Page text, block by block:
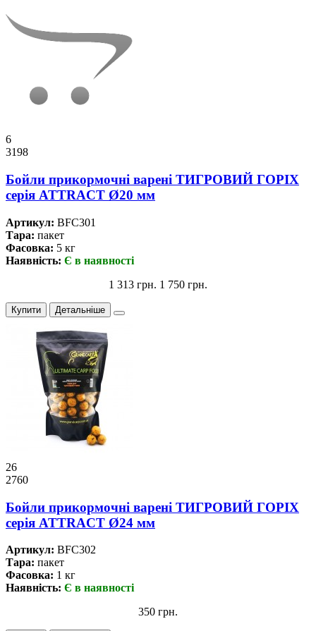
6
3198
Бойли прикормочнi варенi ТИГРОВИЙ ГОРІХ
серiя ATTRACT Ø20 мм
Артикул: BFC301
Тара: пакет
Фасовка: 5 кг
Наявність: Є в наявності
1 313 грн. 1 750 грн.
Купити Детальніше
26
2760
Бойли прикормочнi варенi ТИГРОВИЙ ГОРІХ
серiя ATTRACT Ø24 мм
Артикул: BFC302
Тара: пакет
Фасовка: 1 кг
Наявність: Є в наявності
350 грн.